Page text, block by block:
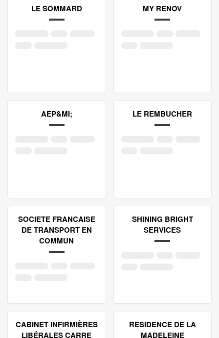
LE SOMMARD MY RENOV
AEP&MI; LE REMBUCHER
SOCIETE FRANCAISE
DE TRANSPORT EN
COMMUN
SHINING BRIGHT
SERVICES
CABINET INFIRMIÈRES
LIBÉRALES CARRE
RESIDENCE DE LA
MADELEINE